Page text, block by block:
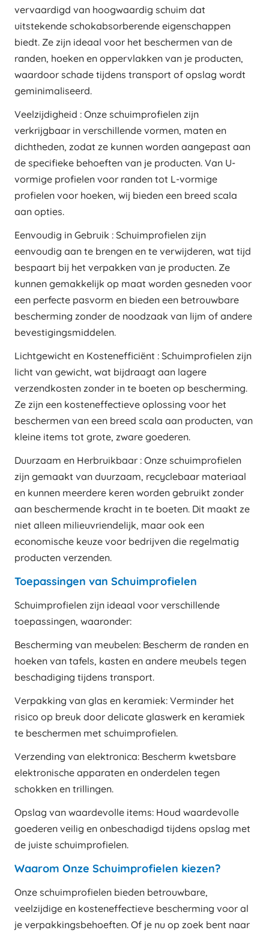
vervaardigd van hoogwaardig schuim dat
uitstekende schokabsorberende eigenschappen
biedt. Ze zijn ideaal voor het beschermen van de
randen, hoeken en oppervlakken van je producten,
waardoor schade tijdens transport of opslag wordt
geminimaliseerd.
Veelzijdigheid : Onze schuimprofielen zijn
verkrijgbaar in verschillende vormen, maten en
dichtheden, zodat ze kunnen worden aangepast aan
de specifieke behoeften van je producten. Van U-
vormige profielen voor randen tot L-vormige
profielen voor hoeken, wij bieden een breed scala
aan opties.
Eenvoudig in Gebruik : Schuimprofielen zijn
eenvoudig aan te brengen en te verwijderen, wat tijd
bespaart bij het verpakken van je producten. Ze
kunnen gemakkelijk op maat worden gesneden voor
een perfecte pasvorm en bieden een betrouwbare
bescherming zonder de noodzaak van lijm of andere
bevestigingsmiddelen.
Lichtgewicht en Kostenefficiënt : Schuimprofielen zijn
licht van gewicht, wat bijdraagt aan lagere
verzendkosten zonder in te boeten op bescherming.
Ze zijn een kosteneffectieve oplossing voor het
beschermen van een breed scala aan producten, van
kleine items tot grote, zware goederen.
Duurzaam en Herbruikbaar : Onze schuimprofielen
zijn gemaakt van duurzaam, recyclebaar materiaal
en kunnen meerdere keren worden gebruikt zonder
aan beschermende kracht in te boeten. Dit maakt ze
niet alleen milieuvriendelijk, maar ook een
economische keuze voor bedrijven die regelmatig
producten verzenden.
Toepassingen van Schuimprofielen
Schuimprofielen zijn ideaal voor verschillende
toepassingen, waaronder:
Bescherming van meubelen: Bescherm de randen en
hoeken van tafels, kasten en andere meubels tegen
beschadiging tijdens transport.
Verpakking van glas en keramiek: Verminder het
risico op breuk door delicate glaswerk en keramiek
te beschermen met schuimprofielen.
Verzending van elektronica: Bescherm kwetsbare
elektronische apparaten en onderdelen tegen
schokken en trillingen.
Opslag van waardevolle items: Houd waardevolle
goederen veilig en onbeschadigd tijdens opslag met
de juiste schuimprofielen.
Waarom Onze Schuimprofielen kiezen?
Onze schuimprofielen bieden betrouwbare,
veelzijdige en kosteneffectieve bescherming voor al
je verpakkingsbehoeften. Of je nu op zoek bent naar